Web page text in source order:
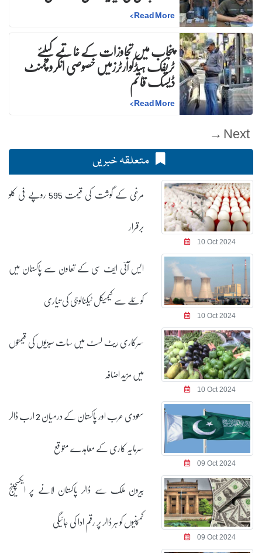
Read More
>
پنجاب میں تجاوزات کے خاتمے کیلئے
ٹریفک ہیڈکوارٹرزمیں خصوصی انکروچمنٹ
ڈیسک قائم
Read More
>
Next →
متعلقہ خبریں
10 Oct 2024
مرغی کے گوشت کی قیمت 595 روپے فی کلو
برقرار
10 Oct 2024
ایس آئی ایف سی کے تعاون سے پاکستان میں
کوئلے سے کیمیکل ٹیکنالوجی کی تیاری
10 Oct 2024
سرکاری ریٹ لسٹ میں سات سبزیوں کی قیمتوں
میں مزید اضافہ
09 Oct 2024
سعودی عرب اور پاکستان کے درمیان 2 ارب ڈالر
سرمایہ کاری کے معاہدے متوقع
09 Oct 2024
بیرون ملک سے ڈالر پاکستان لانے پر ایکسچینج
کمپنیوں کو ہر ڈالر پر رقم ادا کی جائیگی